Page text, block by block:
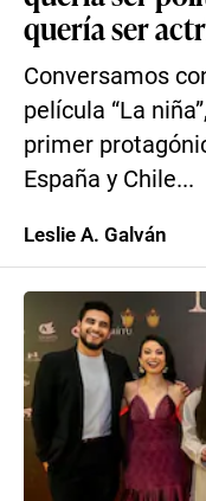
quería ser
Conversamos
película “La
primer
España y Chile...
Leslie A. Galván